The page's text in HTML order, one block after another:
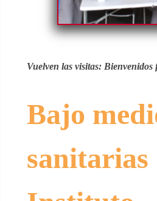
Vuelven las visitas: Bienvenidos
Bajo
sanitarias